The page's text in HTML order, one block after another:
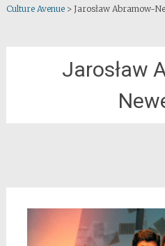
Culture Avenue> Jarosław Abramow-
Jarosław